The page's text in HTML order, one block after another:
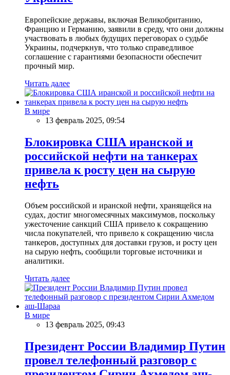
Европейские державы, включая Великобританию,
Францию и Германию, заявили в среду, что они должны
участвовать в любых будущих переговорах о судьбе
Украины, подчеркнув, что только справедливое
соглашение с гарантиями безопасности обеспечит
прочный мир.
Читать далее
В мире
13 февраль 2025, 09:54
Блокировка США иранской и
российской нефти на танкерах
привела к росту цен на сырую
нефть
Объем российской и иранской нефти, хранящейся на
судах, достиг многомесячных максимумов, поскольку
ужесточение санкций США привело к сокращению
числа покупателей, что привело к сокращению числа
танкеров, доступных для доставки грузов, и росту цен
на сырую нефть, сообщили торговые источники и
аналитики.
Читать далее
В мире
13 февраль 2025, 09:43
Президент России Владимир Путин
провел телефонный разговор с